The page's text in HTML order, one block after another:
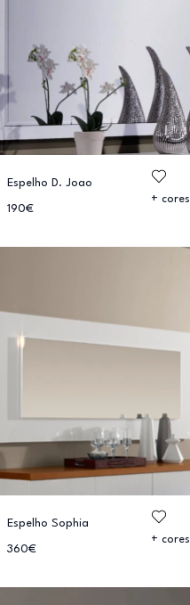
Espelho D. Joao
190€
+ cores
Espelho Sophia
360€
+ cores